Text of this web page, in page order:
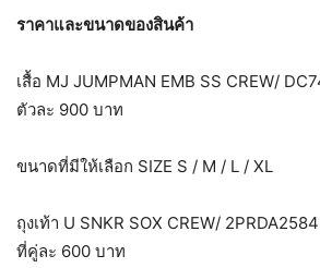
ราคาและขนาดของสินค้า
เสื้อ MJ JUMPMAN EMB SS CREW/
ตัวละ 900 บาท
ขนาดที่มีให้เลือก SIZE S / M / L / XL
ถุงเท้า U SNKR SOX CREW/
ที่คู่ละ 600 บาท